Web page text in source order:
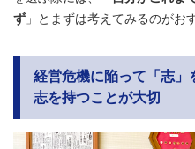
ず 」とまずは考えてみるのがお
経営危機に陥って「志」
志を持つことが大切